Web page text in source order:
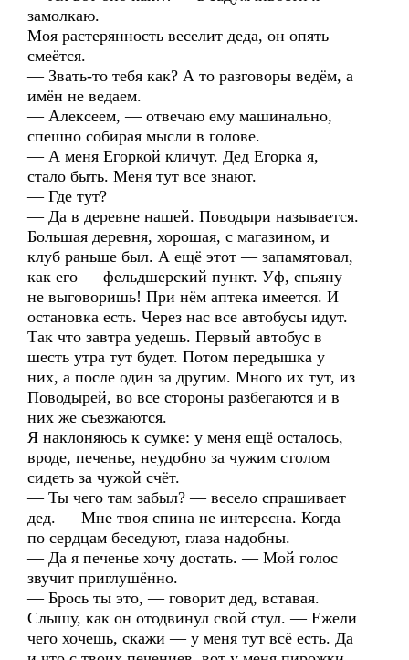
замолкаю.
Моя растерянность веселит деда, он опять
смеётся.
— Звать-то тебя как? А то разговоры ведём, а
имён не ведаем.
— Алексеем, — отвечаю ему машинально,
спешно собирая мысли в голове.
— А меня Егоркой кличут. Дед Егорка я,
стало быть. Меня тут все знают.
— Где тут?
— Да в деревне нашей. Поводыри называется.
Большая деревня, хорошая, с магазином, и
клуб раньше был. А ещё этот — запамятовал,
как его — фельдшерский пункт. Уф, спьяну
не выговоришь! При нём аптека имеется. И
остановка есть. Через нас все автобусы идут.
Так что завтра уедешь. Первый автобус в
шесть утра тут будет. Потом передышка у
них, а после один за другим. Много их тут, из
Поводырей, во все стороны разбегаются и в
них же съезжаются.
Я наклоняюсь к сумке: у меня ещё осталось,
вроде, печенье, неудобно за чужим столом
сидеть за чужой счёт.
— Ты чего там забыл? — весело спрашивает
дед. — Мне твоя спина не интересна. Когда
по сердцам беседуют, глаза надобны.
— Да я печенье хочу достать. — Мой голос
звучит приглушённо.
— Брось ты это, — говорит дед, вставая.
Слышу, как он отодвинул свой стул. — Ежели
чего хочешь, скажи — у меня тут всё есть. Да